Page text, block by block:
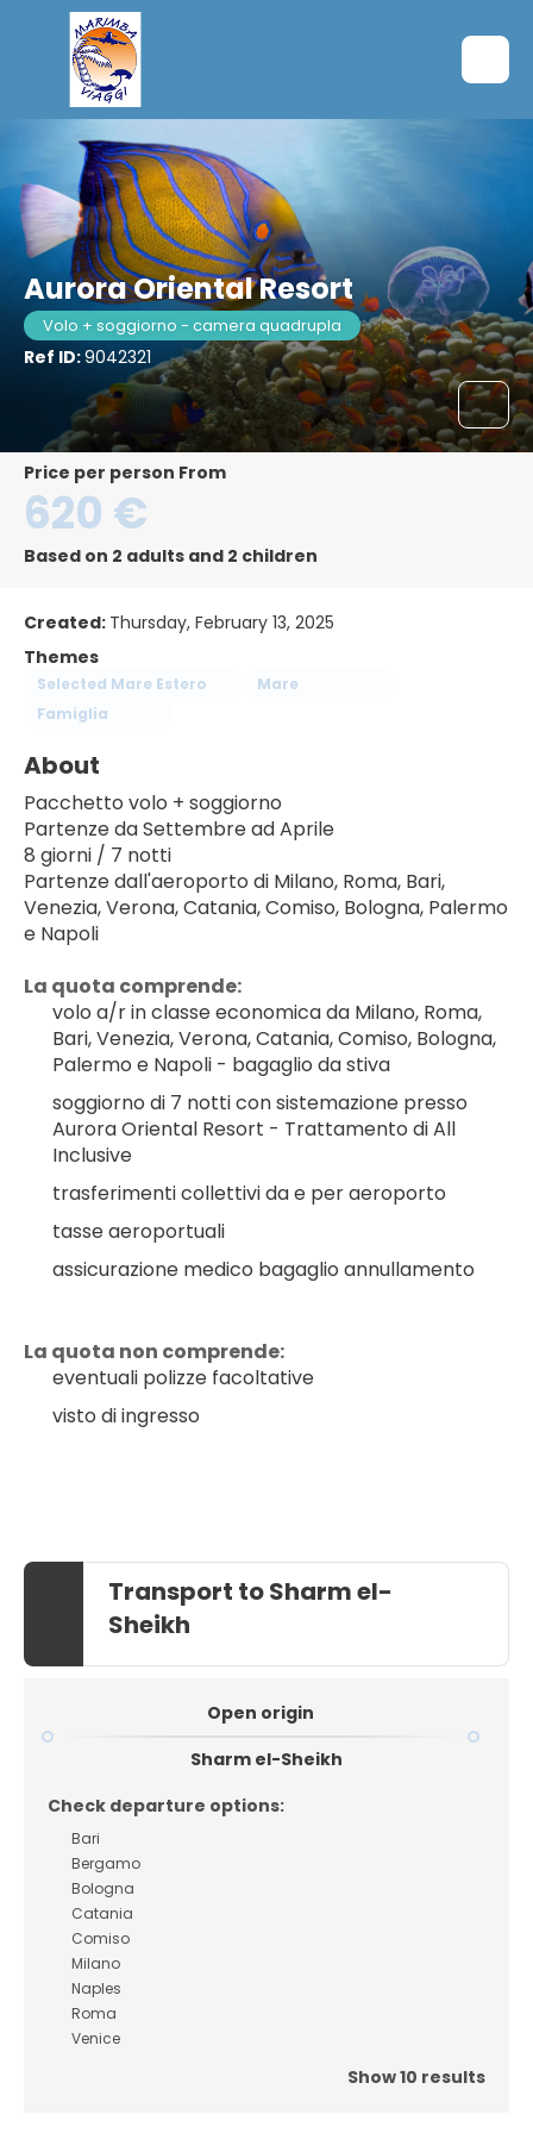
Aurora Oriental Resort
Volo + soggiorno - camera quadrupla
Ref ID:9042321
price per person From
620 €
Based on 2 adults and 2 children
Created: Thursday, February 13, 2025
Themes
Selected Mare Estero
Mare
Famiglia
About
Pacchetto volo + soggiorno
Partenze da Settembre ad Aprile
8 giorni / 7 notti
Partenze dall'aeroporto di Milano, Roma, Bari,
Venezia, Verona, Catania, Comiso, Bologna, Palermo
e Napoli
La quota comprende:
volo a/r in classe economica da Milano, Roma,
Bari, Venezia, Verona, Catania, Comiso, Bologna,
Palermo e Napoli - bagaglio da stiva
soggiorno di 7 notti con sistemazione presso
Aurora Oriental Resort - Trattamento di All
Inclusive
trasferimenti collettivi da e per aeroporto
tasse aeroportuali
assicurazione medico bagaglio annullamento
La quota non comprende:
eventuali polizze facoltative
visto di ingresso
Transport to Sharm el-
Sheikh
Open origin
Sharm el-Sheikh
Check departure options:
Bari
Bergamo
Bologna
Catania
Comiso
Milano
Naples
Roma
Venice
Show 10 results